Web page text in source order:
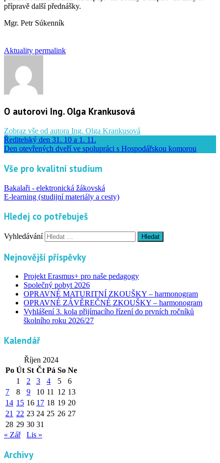
přípravě další přednášky.
Mgr. Petr Súkenník
Aktuality permalink
O autorovi Ing. Olga Krankusová
Zobraz vše od autora Ing. Olga Krankusová
Ředitelský den 31. 10 a 1. 11.
Den otevřených dveří ve spolupráci s Hospodářskou komorou
Vše pro kvalitní studium
Bakalaři - elektronická žákovská
E-learning (studijní materiály a cesty)
Hledej co potřebuješ
Vyhledávání
Nejnovější příspěvky
Projekt Erasmus+ pro naše pedagogy
Společný pobyt 2026
OPRAVNÉ MATURITNÍ ZKOUŠKY – harmonogram
OPRAVNÉ ZÁVĚREČNÉ ZKOUŠKY – harmonogram
Vyhlášení 3. kola přijímacího řízení do prvních ročníků
školního roku 2026/27
Kalendář
Říjen 2024
Po Út St Čt Pá So Ne
1
2 3 4 5
6
7
8 9 10 11 12 13
14 15 16 17 18 19 20
21 22 23 24 25 26 27
28 29 30 31
« Zář
Lis »
Archivy